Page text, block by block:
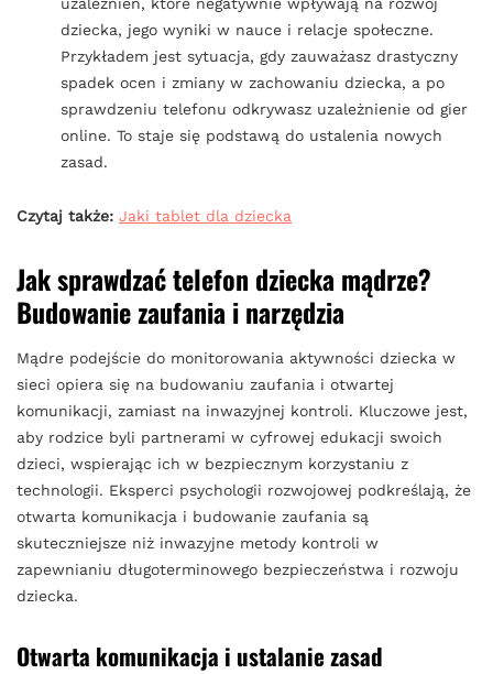
dziecka, jego wyniki w nauce i relacje społeczne.
Przykładem jest sytuacja, gdy zauważasz drastyczny
spadek ocen i zmiany w zachowaniu dziecka, a po
sprawdzeniu telefonu odkrywasz uzależnienie od gier
online. To staje się podstawą do ustalenia nowych
zasad.
Czytaj także: Jaki tablet dla dziecka
Jak sprawdzać telefon dziecka mądrze?
Budowanie zaufania i narzędzia
Mądre podejście do monitorowania aktywności dziecka w
sieci opiera się na budowaniu zaufania i otwartej
komunikacji, zamiast na inwazyjnej kontroli. Kluczowe jest,
aby rodzice byli partnerami w cyfrowej edukacji swoich
dzieci, wspierając ich w bezpiecznym korzystaniu z
technologii. Eksperci psychologii rozwojowej podkreślają, że
otwarta komunikacja i budowanie zaufania są
skuteczniejsze niż inwazyjne metody kontroli w
zapewnianiu długoterminowego bezpieczeństwa i rozwoju
dziecka.
Otwarta komunikacja i ustalanie zasad